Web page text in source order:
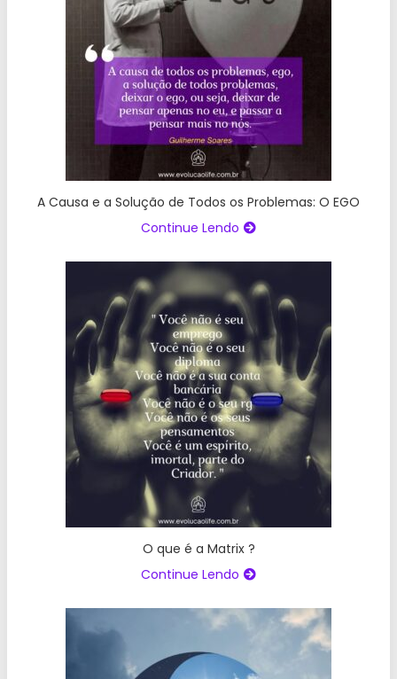
A Causa e a Solução de Todos os Problemas: O EGO
Continue Lendo
O que é a Matrix ?
Continue Lendo